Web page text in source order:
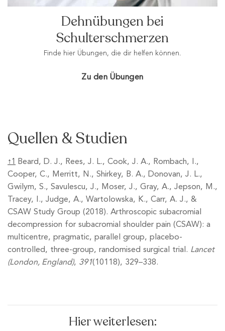
Dehnübungen bei
Schulterschmerzen
Finde hier Übungen, die dir helfen können.
Zu den Übungen
Quellen & Studien
↑1
Beard, D. J., Rees, J. L., Cook, J. A., Rombach, I.,
Cooper, C., Merritt, N., Shirkey, B. A., Donovan, J. L.,
Gwilym, S., Savulescu, J., Moser, J., Gray, A., Jepson, M.,
Tracey, I., Judge, A., Wartolowska, K., Carr, A. J., &
CSAW Study Group (2018). Arthroscopic subacromial
decompression for subacromial shoulder pain (CSAW): a
multicentre, pragmatic, parallel group, placebo-
controlled, three-group, randomised surgical trial. Lancet
(London, England), 391(10118), 329–338.
Hier weiterlesen: